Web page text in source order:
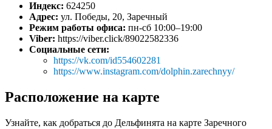
Индекс: 624250
Адрес: ул. Победы, 20, Заречный
Режим работы офиса: пн-сб 10:00–19:00
Viber: https://viber.click/89022582336
Социальные сети:
https://vk.com/id554602281
https://www.instagram.com/dolphin.zarechnyy/
Расположение на карте
Узнайте, как добраться до Дельфинята на карте Заречного